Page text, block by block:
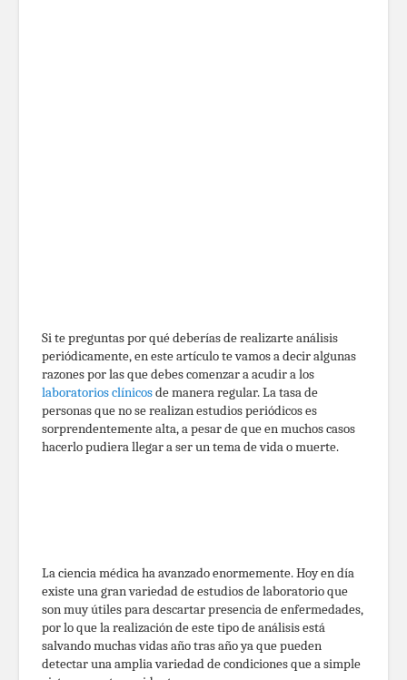
Si te preguntas por qué deberías de realizarte análisis
periódicamente, en este artículo te vamos a decir algunas
razones por las que debes comenzar a acudir a los
laboratorios clínicosde manera regular. La tasa de
personas que no se realizan estudios periódicos es
sorprendentemente alta, a pesar de que en muchos casos
hacerlo pudiera llegar a ser un tema de vida o muerte.
La ciencia médica ha avanzado enormemente. Hoy en día
existe una gran variedad de estudios de laboratorio que
son muy útiles para descartar presencia de enfermedades,
por lo que la realización de este tipo de análisis está
salvando muchas vidas año tras año ya que pueden
detectar una amplia variedad de condiciones que a simple